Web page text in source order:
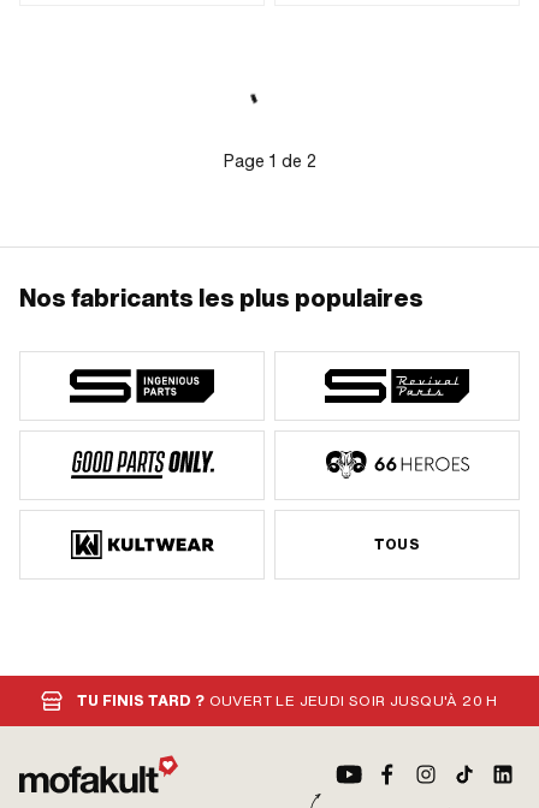
Page 1 de 2
Nos fabricants les plus populaires
TOUS
TU FINIS TARD ? OUVERT LE JEUDI SOIR JUSQU'À 20 H